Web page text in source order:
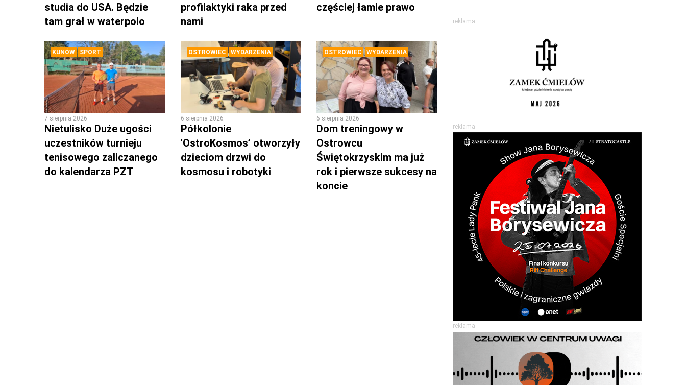
studia do USA. Będzie
tam grał w waterpolo
profilaktyki raka przed
nami
częściej łamie prawo
KUNÓW SPORT
7 sierpnia 2026
Nietulisko Duże ugości
uczestników turnieju
tenisowego zaliczanego
do kalendarza PZT
OSTROWIEC WYDARZENIA
6 sierpnia 2026
Półkolonie
'OstroKosmos’ otworzyły
dzieciom drzwi do
kosmosu i robotyki
OSTROWIEC WYDARZENIA
6 sierpnia 2026
Dom treningowy w
Ostrowcu
Świętokrzyskim ma już
rok i pierwsze sukcesy na
koncie
reklama
reklama
reklama